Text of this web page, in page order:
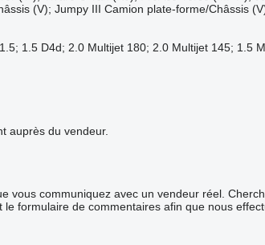
(V); Jumpy III Camion plate-forme/Châssis
1.5 D4d; 2.0 Multijet 180; 2.0 Multijet 145; 1.5
auprès du vendeur.
vous communiquez avec un vendeur réel.
formulaire de commentaires afin que nous